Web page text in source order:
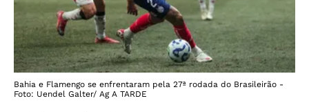
Bahia e Flamengo se enfrentaram pela 27ª rodada do Brasileirão -
Foto: Uendel Galter/ Ag A TARDE